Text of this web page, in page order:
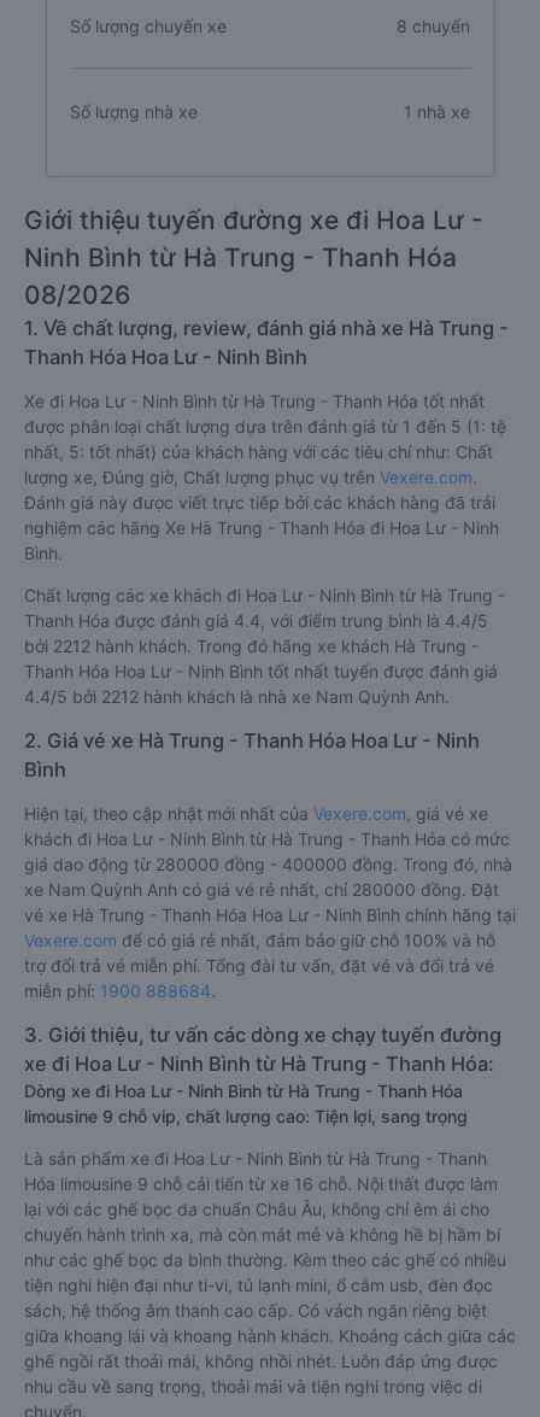
Số lượng chuyến xe 8 chuyến
Số lượng nhà xe 1 nhà xe
Giới thiệu tuyến đường xe đi Hoa Lư -
Ninh Bình từ Hà Trung - Thanh Hóa
08/2026
1. Về chất lượng, review, đánh giá nhà xe Hà Trung -
Thanh Hóa Hoa Lư - Ninh Bình
Xe đi Hoa Lư - Ninh Bình từ Hà Trung - Thanh Hóa tốt nhất
được phân loại chất lượng dựa trên đánh giá từ 1 đến 5 (1: tệ
nhất, 5: tốt nhất) của khách hàng với các tiêu chí như: Chất
lượng xe, Đúng giờ, Chất lượng phục vụ trên Vexere.com.
Đánh giá này được viết trực tiếp bởi các khách hàng đã trải
nghiệm các hãng Xe Hà Trung - Thanh Hóa đi Hoa Lư - Ninh
Bình.
Chất lượng các xe khách đi Hoa Lư - Ninh Bình từ Hà Trung -
Thanh Hóa được đánh giá 4.4, với điểm trung bình là 4.4/5
bởi 2212 hành khách. Trong đó hãng xe khách Hà Trung -
Thanh Hóa Hoa Lư - Ninh Bình tốt nhất tuyến được đánh giá
4.4/5 bởi 2212 hành khách là nhà xe Nam Quỳnh Anh.
2. Giá vé xe Hà Trung - Thanh Hóa Hoa Lư - Ninh
Bình
Hiện tại, theo cập nhật mới nhất của Vexere.com , giá vé xe
khách đi Hoa Lư - Ninh Bình từ Hà Trung - Thanh Hóa có mức
giá dao động từ 280000 đồng - 400000 đồng. Trong đó, nhà
xe Nam Quỳnh Anh có giá vé rẻ nhất, chỉ 280000 đồng. Đặt
vé xe Hà Trung - Thanh Hóa Hoa Lư - Ninh Bình chính hãng tại
Vexere.com để có giá rẻ nhất, đảm bảo giữ chỗ 100% và hỗ
trợ đổi trả vé miễn phí. Tổng đài tư vấn, đặt vé và đổi trả vé
miễn phí: 1900 888684.
3. Giới thiệu, tư vấn các dòng xe chạy tuyến đường
xe đi Hoa Lư - Ninh Bình từ Hà Trung - Thanh Hóa:
Dòng xe đi Hoa Lư - Ninh Bình từ Hà Trung - Thanh Hóa
limousine 9 chỗ vip, chất lượng cao: Tiện lợi, sang trọng
Là sản phẩm xe đi Hoa Lư - Ninh Bình từ Hà Trung - Thanh
Hóa limousine 9 chỗ cải tiến từ xe 16 chỗ. Nội thất được làm
lại với các ghế bọc da chuẩn Châu Âu, không chỉ êm ái cho
chuyến hành trình xa, mà còn mát mẻ và không hề bị hầm bí
như các ghế bọc da bình thường. Kèm theo các ghế có nhiều
tiện nghi hiện đại như ti-vi, tủ lạnh mini, ổ cắm usb, đèn đọc
sách, hệ thống âm thanh cao cấp. Có vách ngăn riêng biệt
giữa khoang lái và khoang hành khách. Khoảng cách giữa các
ghế ngồi rất thoải mái, không nhồi nhét. Luôn đáp ứng được
nhu cầu về sang trọng, thoải mái và tiện nghi trong việc di
chuyển.